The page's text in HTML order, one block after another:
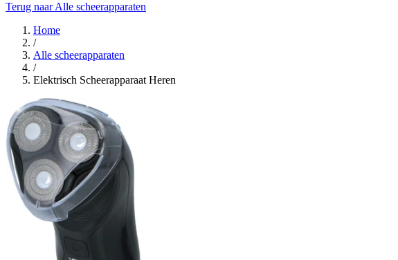
Terug naar Alle scheerapparaten
Home
/
Alle scheerapparaten
/
Elektrisch Scheerapparaat Heren